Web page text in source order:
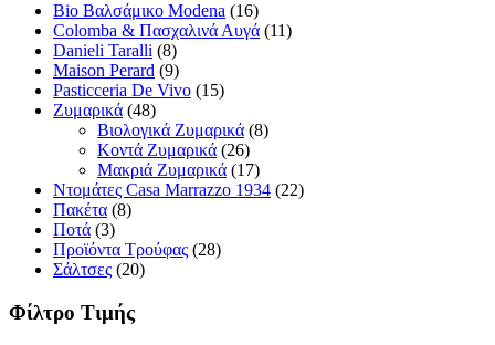
Bio Βαλσάμικο Modena (16)
Colomba & Πασχαλινά Αυγά (11)
Danieli Taralli (8)
Maison Perard (9)
Pasticceria De Vivo (15)
Ζυμαρικά (48)
Βιολογικά Ζυμαρικά (8)
Κοντά Ζυμαρικά (26)
Μακριά Ζυμαρικά (17)
Ντομάτες Casa Marrazzo 1934 (22)
Πακέτα (8)
Ποτά (3)
Προϊόντα Τρούφας (28)
Σάλτσες (20)
Φίλτρο Τιμής